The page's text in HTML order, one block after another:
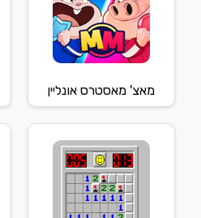
מאצ' מאסטרס אונליין